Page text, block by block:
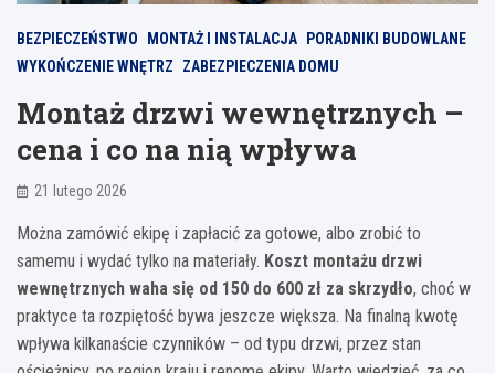
BEZPIECZEŃSTWO MONTAŻ I INSTALACJA
PORADNIKI BUDOWLANE
WYKOŃCZENIE WNĘTRZ
ZABEZPIECZENIA DOMU
Montaż drzwi wewnętrznych –
cena i co na nią wpływa
21 lutego 2026
Można zamówić ekipę i zapłacić za gotowe, albo zrobić to
samemu i wydać tylko na materiały. Koszt montażu drzwi
wewnętrznych waha się od 150 do 600 zł za skrzydło, choć w
praktyce ta rozpiętość bywa jeszcze większa. Na finalną kwotę
wpływa kilkanaście czynników – od typu drzwi, przez stan